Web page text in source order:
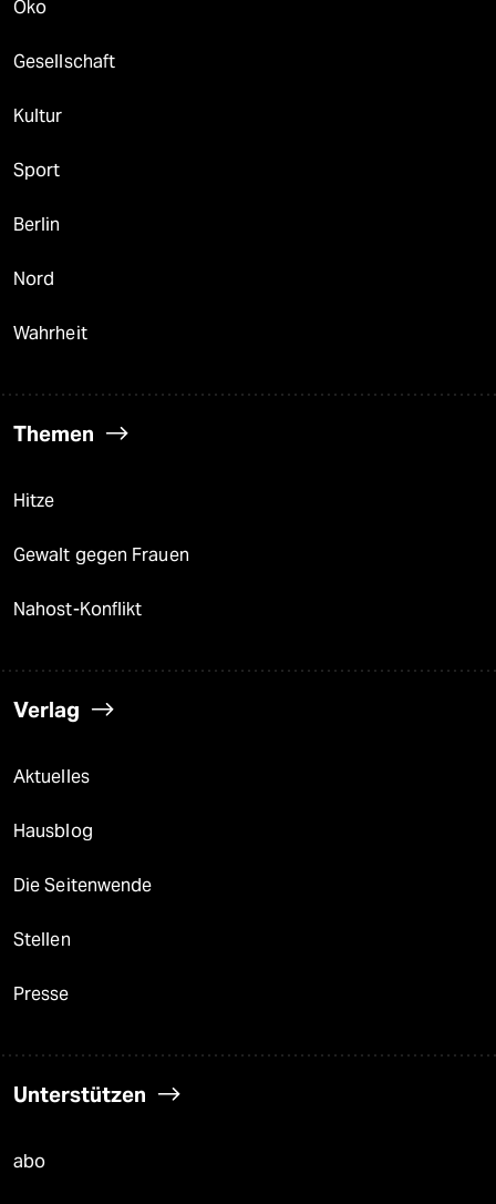
Öko
Gesellschaft
Kultur
Sport
Berlin
Nord
Wahrheit
Themen
Hitze
Gewalt gegen Frauen
Nahost-Konflikt
Verlag
Aktuelles
Hausblog
Die Seitenwende
Stellen
Presse
Unterstützen
abo